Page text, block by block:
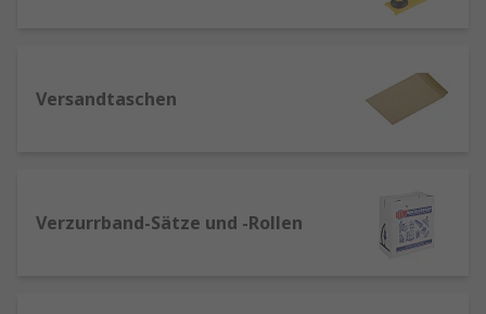
Güter – unsere Zurrsysteme sorgen für
festen Halt auf Paletten, in Containern oder
Versandtaschen
Verzurrband-Sätze und -Rollen